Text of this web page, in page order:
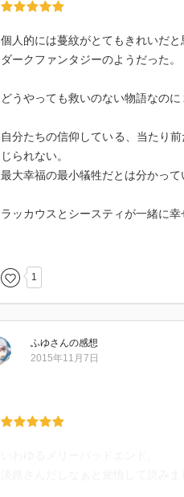
個人的には蔓紋がとてもきれいだと
ダークファンタジーのようだった。
どうやっても救いのない物語なの
自分たちの信仰している、当たり
じられない。
最大幸福の最小犠牲だとは分かっ
ラッカウスとシースティが一緒に
ボカロ曲で言うのなら
1
ふゆさんの感想
2015年11月7日